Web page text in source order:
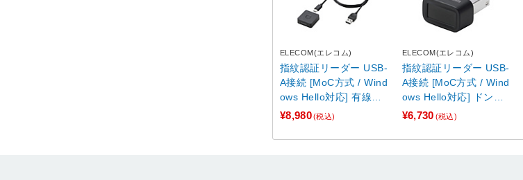
ELECOM(エレコム)
指紋認証リーダー USB-
A接続 [MoC方式 / Wind
ows Hello対応] 有線独
立タイプ (Windows11
0UBK
¥8,980(税込)
ELECOM(エレコム)
指紋認証リーダー USB-
A接続 [MoC方式 / Wind
ows Hello対応] ドング
ルタイプ (Windows11
1UBK
¥6,730 (税込)